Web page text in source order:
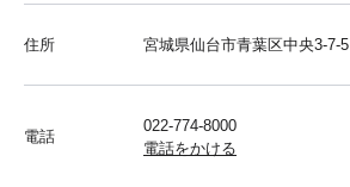
住所 宮城県仙台市青葉区中央3-7-5
電話
022-774-8000
電話をかける